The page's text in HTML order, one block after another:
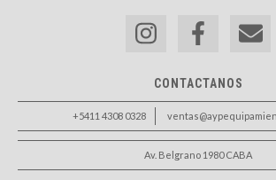
CONTACTANOS
+5411 4308 0328
Av. Belgrano 1980 CABA